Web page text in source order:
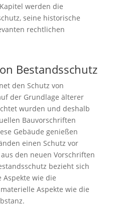
werden die
seine historische
rechtlichen
Bestandsschutz
den Schutz von
der Grundlage älterer
wurden und deshalb
Bauvorschriften
Gebäude genießen
einen Schutz vor
den neuen Vorschriften
bezieht sich
wie die
Aspekte wie die